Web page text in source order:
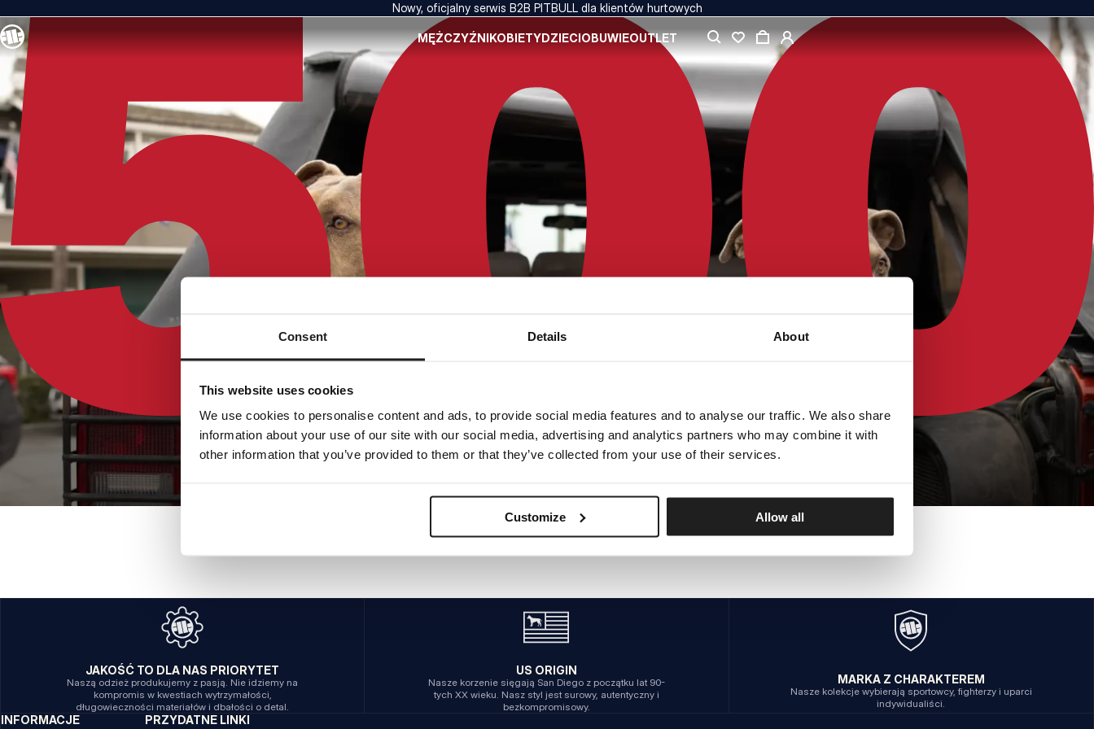
Consent Details About
This website uses cookies
We use cookies to personalise content and ads, to provide social media features and to analyse our traffic. We also share
information about your use of our site with our social media, advertising and analytics partners who may combine it with
other information that you’ve provided to them or that they’ve collected from your use of their services.
Customize Allow all
Nowy, oficjalny serwis B2B PITBULL dla klientów hurtowych
MĘŻCZYŹNIKOBIETYDZIECIOBUWIEOUTLET
WEWNĘTRZNY BŁĄD SERWERA
POWRÓT NA STRONĘ GŁÓWNĄ
JAKOŚĆ TO DLA NAS PRIORYTET
Naszą odzież produkujemy z pasją. Nie idziemy na
kompromis w kwestiach wytrzymałości,
długowieczności materiałów i dbałości o detal.
US ORIGIN
Nasze korzenie sięgają San Diego z początku lat 90-
tych XX wieku. Nasz styl jest surowy, autentyczny i
bezkompromisowy.
MARKA Z CHARAKTEREM
Nasze kolekcje wybierają sportowcy, fighterzy i uparci
indywidualiści.
INFORMACJE
PRZYDATNE LINKI